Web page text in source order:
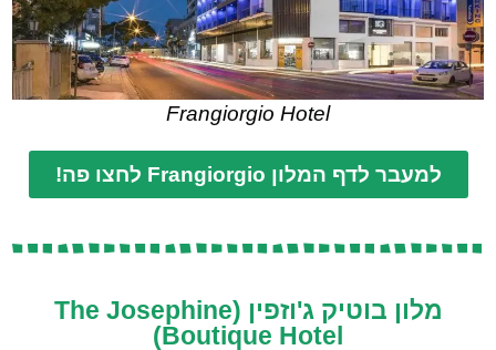
Frangiorgio Hotel
למעבר לדף המלון Frangiorgio לחצו פה!
מלון בוטיק ג'וזפין (The Josephine
Boutique Hotel)